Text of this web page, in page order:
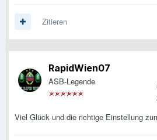
Zitieren
RapidWien07
ASB-Legende
Viel Glück und die richtige Einstellung